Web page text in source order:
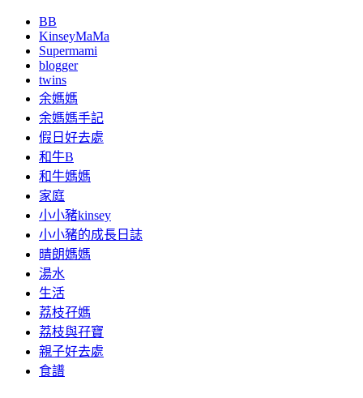
BB
KinseyMaMa
Supermami
blogger
twins
余媽媽
余媽媽手記
假日好去處
和牛B
和牛媽媽
家庭
小小豬kinsey
小小豬的成長日誌
晴朗媽媽
湯水
生活
荔枝孖媽
荔枝與孖寶
親子好去處
食譜